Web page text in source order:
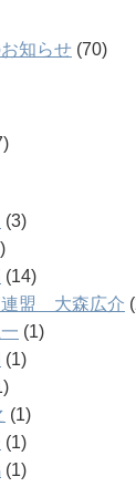
知らせ (70)
(3)
(14)
連盟 大森広介
(1)
(1)
(1)
(1)
(1)